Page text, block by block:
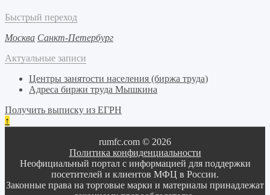
Быстрый переход
Москва Санкт-Петербург
Актуальные записи
Центры занятости населения (биржа труда)
Адреса биржи труда Мышкина
Получить выписку из ЕГРН
↑
rumfc.com © 2026
Политика конфиденциальности
Неофициальный портал с информацией для поддержки
посетителей и клиентов МФЦ в России.
Законные права на торговые марки и материалы принадлежат